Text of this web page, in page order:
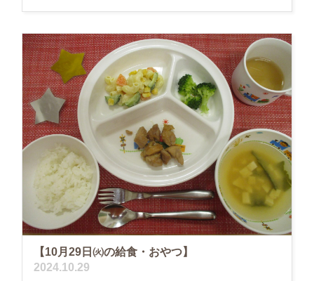
【10月29日㈫の給食・おやつ】
2024.10.29